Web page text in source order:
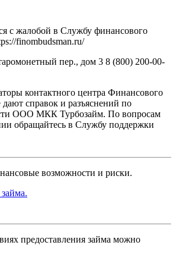
с жалобой в Службу финансового
finombudsman.ru/
пер., дом 3 8 (800) 200-00-
контактного центра Финансового
справок и разъяснений по
ООО МКК Турбозайм. По вопросам
обращайтесь в Службу поддержки
возможности и риски.
предоставления займа можно